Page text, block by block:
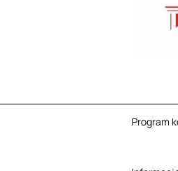
Program